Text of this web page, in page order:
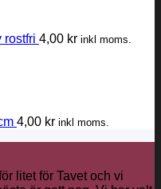
rostfri 4,00 kr inkl moms.
4,00 kr inkl moms.
litet för Tavet och vi